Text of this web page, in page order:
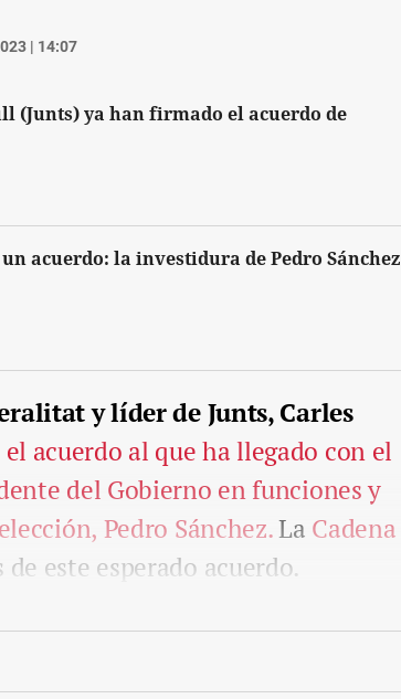
| 14:07
(Junts) ya han firmado el acuerdo de
un acuerdo: la investidura de Pedro Sánchez
y líder de Junts, Carles
el acuerdo al que ha llegado con el
del Gobierno en funciones y
Pedro Sánchez.La Cadena
este esperado acuerdo.